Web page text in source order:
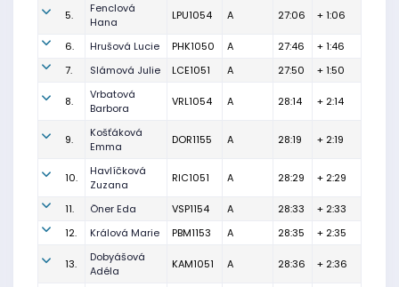
5.
Fenclová
Hana
LPU1054 A 27:06 + 1:06
6. Hrušová Lucie PHK1050 A 27:46
+ 1:46
7.
Slámová Julie LCE1051 A 27:50 + 1:50
8.
Vrbatová
Barbora
VRL1054 A 28:14 + 2:14
9.
Košťáková
Emma
DOR1155 A 28:19 + 2:19
10.
Havlíčková
Zuzana
RIC1051 A 28:29 + 2:29
11. Öner Eda VSP1154 A 28:33
+ 2:33
12.
Králová Marie PBM1153 A 28:35 + 2:35
13.
Dobyášová
Adéla
KAM1051 A 28:36 + 2:36